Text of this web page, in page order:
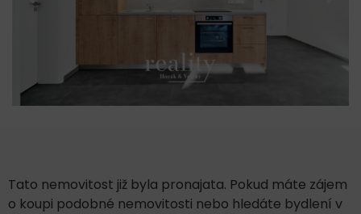
Tato nemovitost již byla pronajata. Pokud máte zájem
o koupi podobné nemovitosti nebo hledáte bydlení v